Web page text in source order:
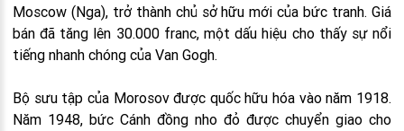
Moscow (Nga), trở thành chủ sở hữu mới của bức tranh. Giá
bán đã tăng lên 30.000 franc, một dấu hiệu cho thấy sự nổi
tiếng nhanh chóng của Van Gogh.
Bộ sưu tập của Morosov được quốc hữu hóa vào năm 1918.
Năm 1948, bức Cánh đồng nho đỏ được chuyển giao cho